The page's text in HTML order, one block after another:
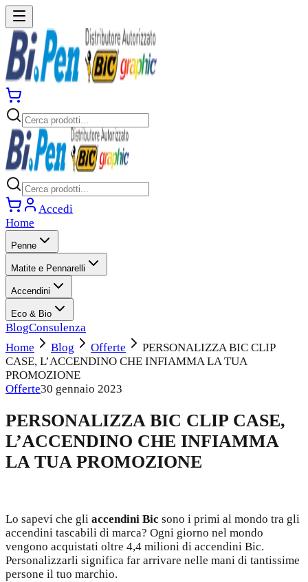
Accedi
Home
Penne
Matite e Pennarelli
Accendini
Eco & Bio
BlogConsulenza
Home
Blog Offerte
PERSONALIZZA BIC CLIP
CASE, L’ACCENDINO CHE INFIAMMA LA TUA
PROMOZIONE
Offerte30 gennaio 2023
PERSONALIZZA BIC CLIP CASE,
L’ACCENDINO CHE INFIAMMA
LA TUA PROMOZIONE
Lo sapevi che gli accendini Bic sono i primi al mondo tra gli
accendini tascabili di marca? Ogni giorno nel mondo
vengono acquistati oltre 4,4 milioni di accendini Bic.
Personalizzarli significa far arrivare nelle mani di tantissime
persone il tuo marchio.